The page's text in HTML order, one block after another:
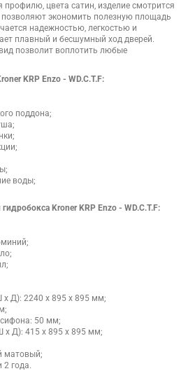
цвета сатин, изделие смотрится
экономить полезную площадь
надежностью, легкостью и
плавный и бесшумный ход дверей.
позволит воплотить любые
KRP Enzo - WD.C.T.F:
поддона;
воды;
Kroner KRP Enzo - WD.C.T.F:
х Д): 2240 х 895 х 895 мм;
50 мм;
х Д): 415 х 895 х 895 мм;
матовый;
2 года.